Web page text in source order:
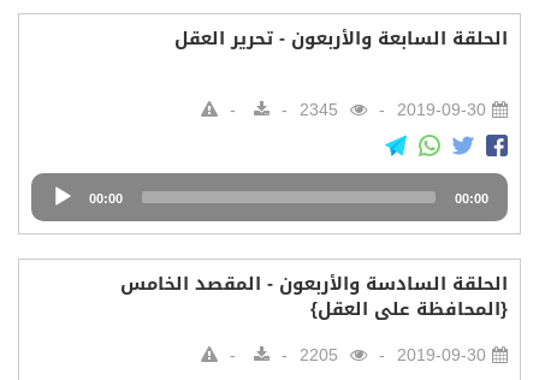
الحلقة السابعة والأربعون - تحرير العقل
2019-09-30
Audio
Player
00:00 00:00
الحلقة السادسة والأربعون - المقصد الخامس
{المحافظة على العقل}
2019-09-30